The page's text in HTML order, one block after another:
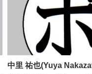
中里 祐也(Yuya